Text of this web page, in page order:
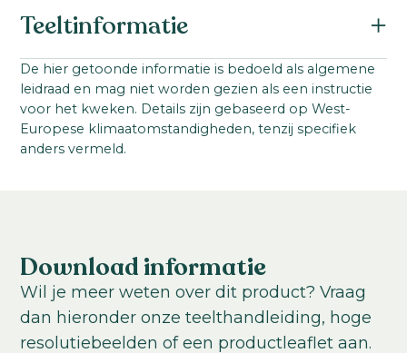
Calathea rufibarba
Familie:
Marantaceae
Productgroep:
Calathea
Productgroep:
Teeltinformatie
Startmateriaal:
Jonge plant uit weefselkweek
Ideale teelttemperatuur:
20-23°C
USDA Hardiness zone:
10-12
De hier getoonde informatie is bedoeld als algemene
leidraad en mag niet worden gezien als een instructie
voor het kweken. Details zijn gebaseerd op West-
Europese klimaatomstandigheden, tenzij specifiek
anders vermeld.
Download informatie
Wil je meer weten over dit product? Vraag
dan hieronder onze teelthandleiding, hoge
resolutiebeelden of een productleaflet aan.